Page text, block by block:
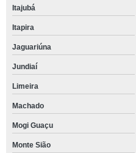
Itajubá
Itapira
Jaguariúna
Jundiaí
Limeira
Machado
Mogi Guaçu
Monte Sião